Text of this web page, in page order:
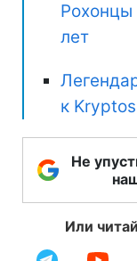
лет
к
Не
Или